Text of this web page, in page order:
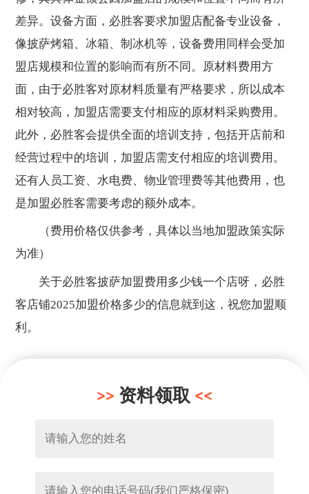
差异。设备方面，必胜客要求加盟店配备专业设备，
像披萨烤箱、冰箱、制冰机等，设备费用同样会受加
盟店规模和位置的影响而有所不同。原材料费用方
面，由于必胜客对原材料质量有严格要求，所以成本
相对较高，加盟店需要支付相应的原材料采购费用。
此外，必胜客会提供全面的培训支持，包括开店前和
经营过程中的培训，加盟店需支付相应的培训费用。
还有人员工资、水电费、物业管理费等其他费用，也
是加盟必胜客需要考虑的额外成本。
（费用价格仅供参考，具体以当地加盟政策实际
为准）
关于必胜客披萨加盟费用多少钱一个店呀，必胜
客店铺2025加盟价格多少的信息就到这，祝您加盟顺
利。
资料领取